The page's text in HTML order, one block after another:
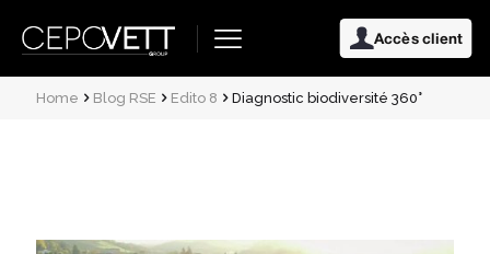
Accès client
Home Blog RSE Edito 8 Diagnostic biodiversité 360°